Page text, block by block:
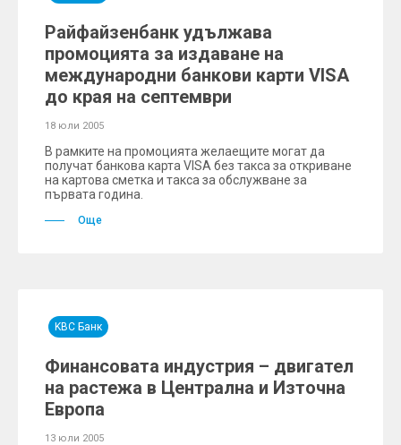
Райфайзенбанк удължава
промоцията за издаване на
международни банкови карти VISA
до края на септември
18 юли 2005
В рамките на промоцията желаещите могат да
получат банкова карта VISA без такса за откриване
на картова сметка и такса за обслужване за
първата година.
Още
KBC Банк
Финансовата индустрия – двигател
на растежа в Централна и Източна
Европа
13 юли 2005